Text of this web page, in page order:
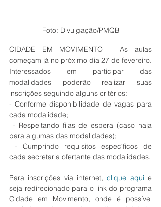
Foto: Divulgação/PMQB
CIDADE EM MOVIMENTO – As aulas
começam já no próximo dia 27 de fevereiro.
Interessados em participar das
modalidades poderão realizar suas
inscrições seguindo alguns critérios:
- Conforme disponibilidade de vagas para
cada modalidade;
para algumas das modalidades);
cada secretaria ofertante das modalidades.
Para inscrições via internet, clique aqui e
seja redirecionado para o link do programa
Cidade em Movimento, onde é possível